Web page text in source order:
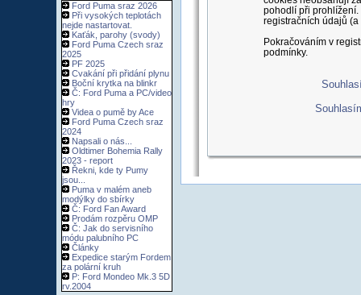
Ford Puma sraz 2026
Při vysokých teplotách
nejde nastartovat.
Kaťák, parohy (svody)
Ford Puma Czech sraz
2025
PF 2025
Cvakání při přidání plynu
Boční krytka na blinkr
Č: Ford Puma a PC/video
hry
Videa o pumě by Ace
Ford Puma Czech sraz
2024
Napsali o nás...
Oldtimer Bohemia Rally
2023 - report
Řekni, kde ty Pumy
jsou...
Puma v malém aneb
modýlky do sbírky
Č: Ford Fan Award
Prodám rozpěru OMP
Č: Jak do servisního
módu palubního PC
Články
Expedice starým Fordem
za polární kruh
P: Ford Mondeo Mk.3 5D
rv.2004
pohodlí při
registračních údajů
Pokračováním v
podmínky.